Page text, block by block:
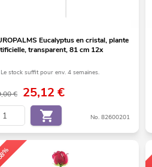
Eucalyptus en cristal, plante
transparent, 81 cm 12x
Le stock suffit pour env. 4 semaines.
€ 25,12€
No. 82600201